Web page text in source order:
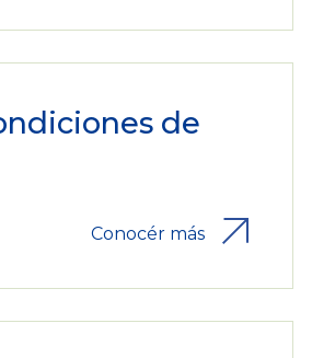
de
Conocér más